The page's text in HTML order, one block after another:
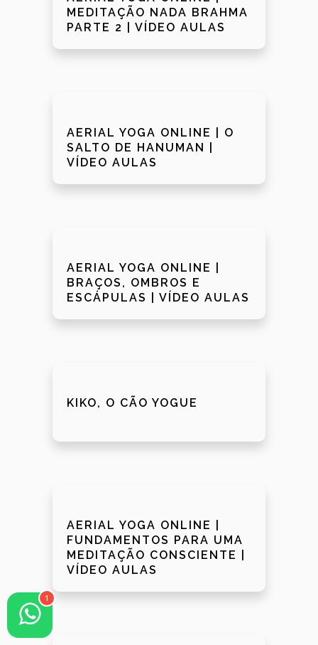
MEDITAÇÃO NADA BRAHMA
PARTE 2 | VÍDEO AULAS
AERIAL YOGA ONLINE | O
SALTO DE HANUMAN |
VÍDEO AULAS
AERIAL YOGA ONLINE |
BRAÇOS, OMBROS E
ESCÁPULAS | VÍDEO AULAS
KIKO, O CÃO YOGUE
AERIAL YOGA ONLINE |
FUNDAMENTOS PARA UMA
MEDITAÇÃO CONSCIENTE |
VÍDEO AULAS